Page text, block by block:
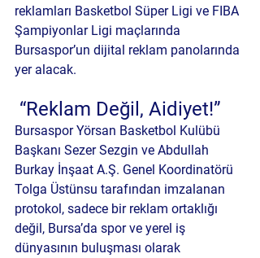
reklamları Basketbol Süper Ligi ve FIBA
Şampiyonlar Ligi maçlarında
Bursaspor’un dijital reklam panolarında
yer alacak.
“Reklam Değil, Aidiyet!”
Bursaspor Yörsan Basketbol Kulübü
Başkanı Sezer Sezgin ve Abdullah
Burkay İnşaat A.Ş. Genel Koordinatörü
Tolga Üstünsu tarafından imzalanan
protokol, sadece bir reklam ortaklığı
değil, Bursa’da spor ve yerel iş
dünyasının buluşması olarak